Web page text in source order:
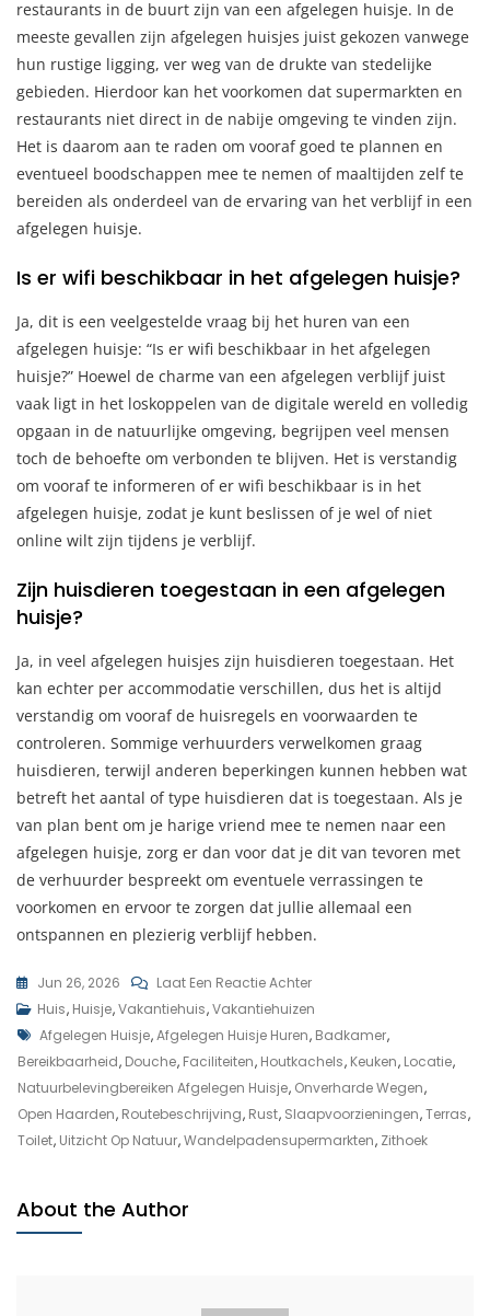
restaurants in de buurt zijn van een afgelegen huisje. In de
meeste gevallen zijn afgelegen huisjes juist gekozen vanwege
hun rustige ligging, ver weg van de drukte van stedelijke
gebieden. Hierdoor kan het voorkomen dat supermarkten en
restaurants niet direct in de nabije omgeving te vinden zijn.
Het is daarom aan te raden om vooraf goed te plannen en
eventueel boodschappen mee te nemen of maaltijden zelf te
bereiden als onderdeel van de ervaring van het verblijf in een
afgelegen huisje.
Is er wifi beschikbaar in het afgelegen huisje?
Ja, dit is een veelgestelde vraag bij het huren van een
afgelegen huisje: “Is er wifi beschikbaar in het afgelegen
huisje?” Hoewel de charme van een afgelegen verblijf juist
vaak ligt in het loskoppelen van de digitale wereld en volledig
opgaan in de natuurlijke omgeving, begrijpen veel mensen
toch de behoefte om verbonden te blijven. Het is verstandig
om vooraf te informeren of er wifi beschikbaar is in het
afgelegen huisje, zodat je kunt beslissen of je wel of niet
online wilt zijn tijdens je verblijf.
Zijn huisdieren toegestaan ​​in een afgelegen
huisje?
Ja, in veel afgelegen huisjes zijn huisdieren toegestaan. Het
kan echter per accommodatie verschillen, dus het is altijd
verstandig om vooraf de huisregels en voorwaarden te
controleren. Sommige verhuurders verwelkomen graag
huisdieren, terwijl anderen beperkingen kunnen hebben wat
betreft het aantal of type huisdieren dat is toegestaan. Als je
van plan bent om je harige vriend mee te nemen naar een
afgelegen huisje, zorg er dan voor dat je dit van tevoren met
de verhuurder bespreekt om eventuele verrassingen te
voorkomen en ervoor te zorgen dat jullie allemaal een
ontspannen en plezierig verblijf hebben.
Jun 26, 2026 Laat Een Reactie AchterOp
Ontsnap
Aan
De
Drukte:
Huur
Jouw
Huis, Huisje,Vakantiehuis,Vakantiehuizen
Tags
Afgelegen Huisje,Afgelegen Huisje Huren, Badkamer,
Bereikbaarheid, Douche, Faciliteiten, Houtkachels, Keuken, Locatie,
Natuurbelevingbereiken Afgelegen Huisje, Onverharde Wegen,
Open Haarden, Routebeschrijving, Rust, Slaapvoorzieningen,Terras,
Toilet, Uitzicht Op Natuur,Wandelpadensupermarkten, Zithoek
About the Author